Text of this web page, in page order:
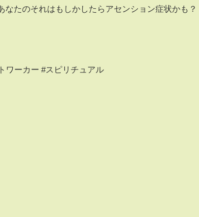
なたのそれはもしかしたらアセンション症状かも？
ワーカー #スピリチュアル